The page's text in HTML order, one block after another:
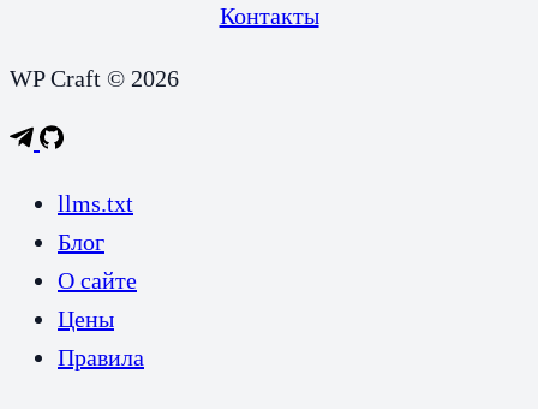
Контакты
WP Craft © 2026
llms.txt
Блог
О сайте
Цены
Правила